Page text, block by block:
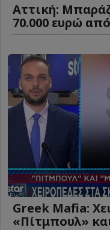
Αττική:
70.000 ευρώ
Greek Mafia:
«Πίτμπουλ»